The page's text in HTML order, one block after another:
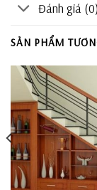
Đánh giá (0)
SẢN PHẨM